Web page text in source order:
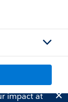
impact at